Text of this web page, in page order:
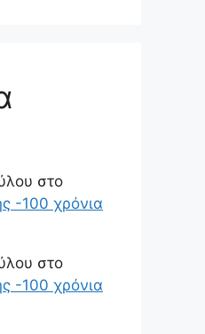
στο
-100 χρόνια
στο
-100 χρόνια